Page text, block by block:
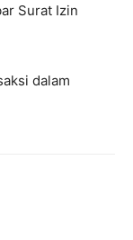
Surat Izin
dalam